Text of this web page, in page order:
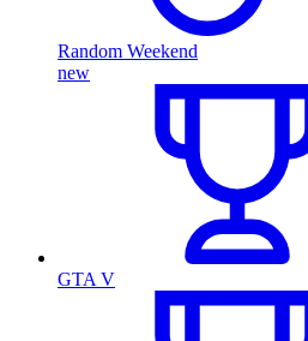
Random Weekend
new
GTA V